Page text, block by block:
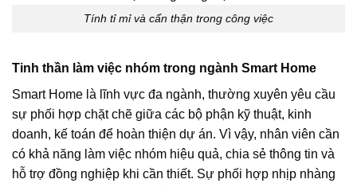
Tính tỉ mỉ và cẩn thận trong công việc
Tinh thần làm việc nhóm trong ngành Smart Home
Smart Home là lĩnh vực đa ngành, thường xuyên yêu cầu
sự phối hợp chặt chẽ giữa các bộ phận kỹ thuật, kinh
doanh, kế toán để hoàn thiện dự án. Vì vậy, nhân viên cần
có khả năng làm việc nhóm hiệu quả, chia sẻ thông tin và
hỗ trợ đồng nghiệp khi cần thiết. Sự phối hợp nhịp nhàng